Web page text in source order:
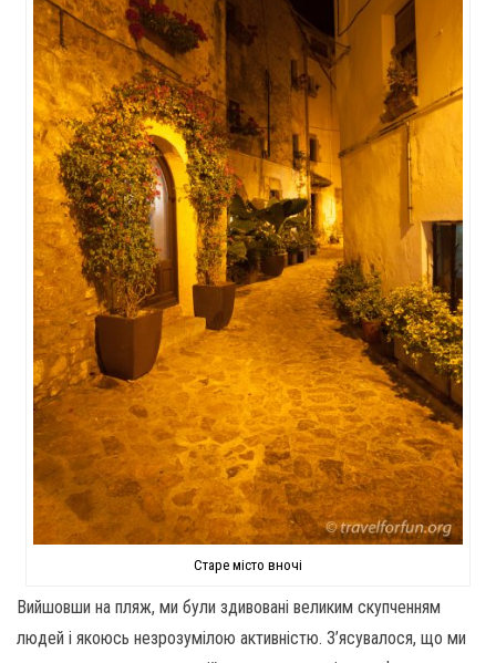
Старе місто вночі
Вийшовши на пляж, ми були здивовані великим скупченням
людей і якоюсь незрозумілою активністю. З’ясувалося, що ми